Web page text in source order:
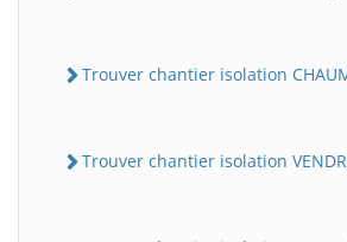
Trouver chantier isolation
Trouver chantier isolation